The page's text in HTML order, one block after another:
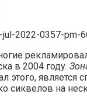
в 2004 году.
этого, является
сиквелов на